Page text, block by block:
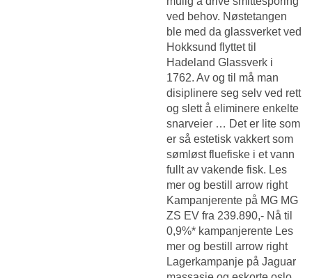
ved behov. Nøstetangen
ble med da glassverket ved
Hokksund flyttet til
Hadeland Glassverk i
1762. Av og til må man
disiplinere seg selv ved rett
og slett å eliminere enkelte
snarveier … Det er lite som
er så estetisk vakkert som
sømløst fluefiske i et vann
fullt av vakende fisk. Les
mer og bestill arrow right
Kampanjerente på MG MG
ZS EV fra 239.890,- Nå til
0,9%* kampanjerente Les
mer og bestill arrow right
Lagerkampanje på Jaguar